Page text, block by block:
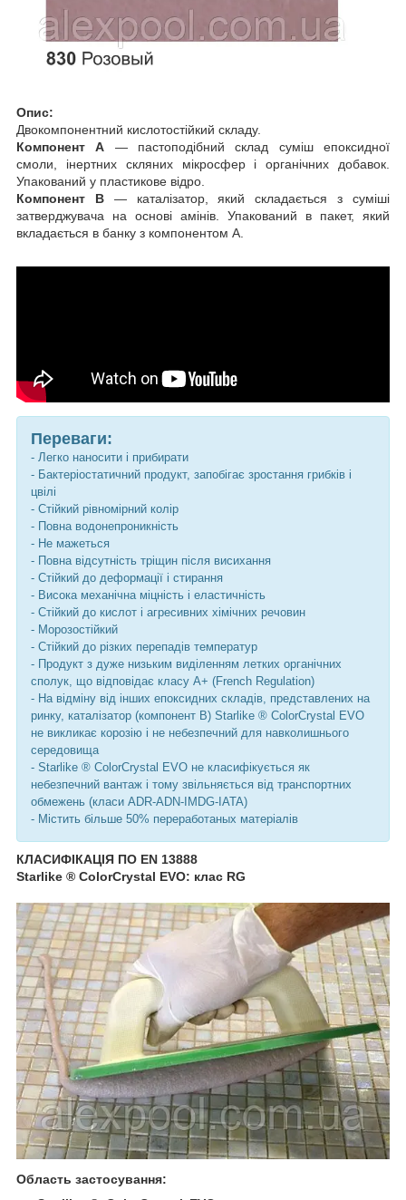
Опис:
Двокомпонентний кислотостійкий складу.
Компонент А ― пастоподібний склад суміш епоксидної
смоли, інертних скляних мікросфер і органічних добавок.
Упакований у пластикове відро.
Компонент В― каталізатор, який складається з суміші
затверджувача на основі амінів. Упакований в пакет, який
вкладається в банку з компонентом А.
Переваги:
- Легко наносити і прибирати
- Бактеріостатичний продукт, запобігає зростання грибків і
цвілі
- Стійкий рівномірний колір
- Повна водонепроникність
- Не мажеться
- Повна відсутність тріщин після висихання
- Стійкий до деформації і стирання
- Висока механічна міцність і еластичність
- Стійкий до кислот і агресивних хімічних речовин
- Морозостійкий
- Стійкий до різких перепадів температур
- Продукт з дуже низьким виділенням летких органічних
сполук, що відповідає класу А+ (French Regulation)
- На відміну від інших епоксидних складів, представлених на
ринку, каталізатор (компонент B) Starlike ® ColorCrystal EVO
не викликає корозію і не небезпечний для навколишнього
середовища
- Starlike ® ColorCrystal EVO не класифікується як
небезпечний вантаж і тому звільняється від транспортних
обмежень (класи ADR-ADN-IMDG-IATA)
- Містить більше 50% переработаных матеріалів
КЛАСИФІКАЦІЯ ПО EN 13888
Starlike ® ColorCrystal EVO: клас RG
Область застосування: